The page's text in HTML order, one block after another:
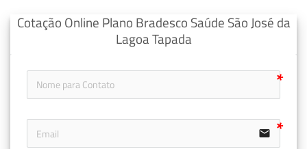
Cotação Online Plano Bradesco Saúde São José da
Lagoa Tapada
email